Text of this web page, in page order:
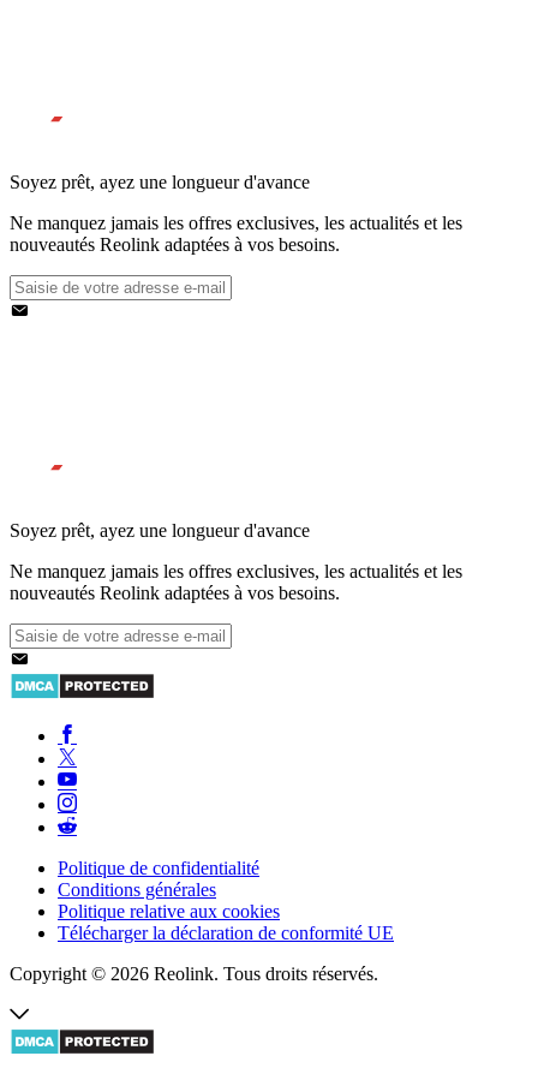
Soyez prêt, ayez une longueur d'avance
Ne manquez jamais les offres exclusives, les actualités et les
nouveautés Reolink adaptées à vos besoins.
Soyez prêt, ayez une longueur d'avance
Ne manquez jamais les offres exclusives, les actualités et les
nouveautés Reolink adaptées à vos besoins.
Politique de confidentialité
Conditions générales
Politique relative aux cookies
Télécharger la déclaration de conformité UE
Copyright © 2026 Reolink. Tous droits réservés.